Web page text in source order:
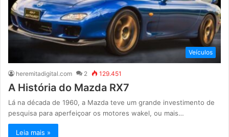
Veículos
heremitadigital.com 2 129.451
A História do Mazda RX7
Lá na década de 1960, a Mazda teve um grande investimento de
pesquisa para aperfeiçoar os motores wakel, ou mais…
Leia mais »